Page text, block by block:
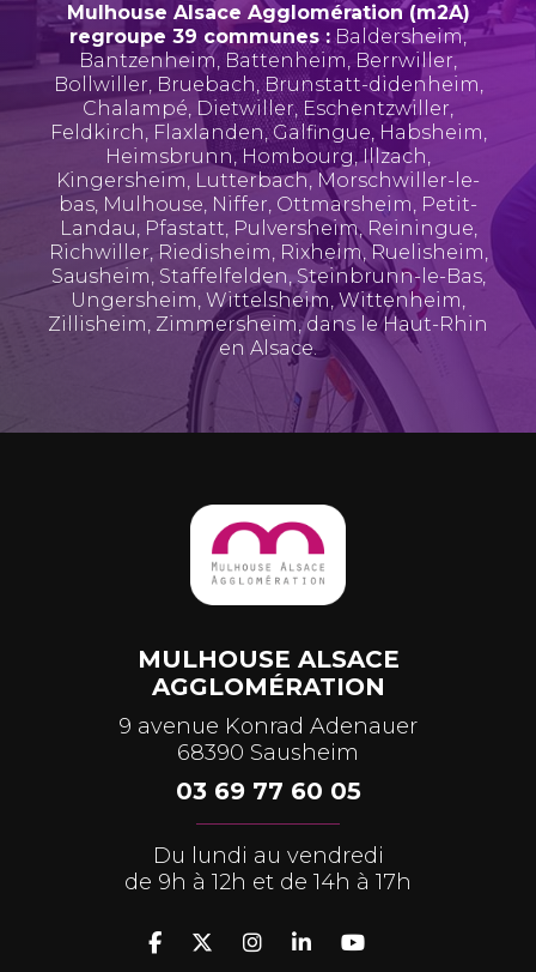
Mulhouse Alsace Agglomération (m2A)
regroupe 39 communes : Baldersheim,
Bantzenheim, Battenheim, Berrwiller,
Bollwiller, Bruebach,Brunstatt-didenheim,
Chalampé, Dietwiller, Eschentzwiller,
Feldkirch, Flaxlanden,Galfingue, Habsheim,
Heimsbrunn, Hombourg,Illzach,
Kingersheim, Lutterbach, Morschwiller-le-
bas, Mulhouse, Niffer, Ottmarsheim, Petit-
Landau, Pfastatt, Pulversheim, Reiningue,
Richwiller, Riedisheim, Rixheim,Ruelisheim,
Sausheim, Staffelfelden, Steinbrunn-le-Bas,
Ungersheim, Wittelsheim,Wittenheim,
Zillisheim, Zimmersheim, dans le Haut-Rhin
en Alsace.
MULHOUSE ALSACE
AGGLOMÉRATION
9 avenue Konrad Adenauer
68390 Sausheim
03 69 77 60 05
Du lundi au vendredi
de 9h à 12h et de 14h à 17h